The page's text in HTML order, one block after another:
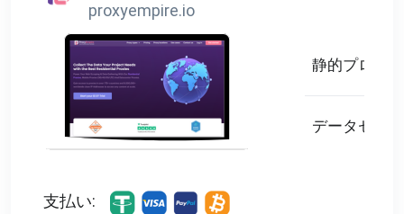
proxyempire.io
支払い:
静的プロキシ
データセン